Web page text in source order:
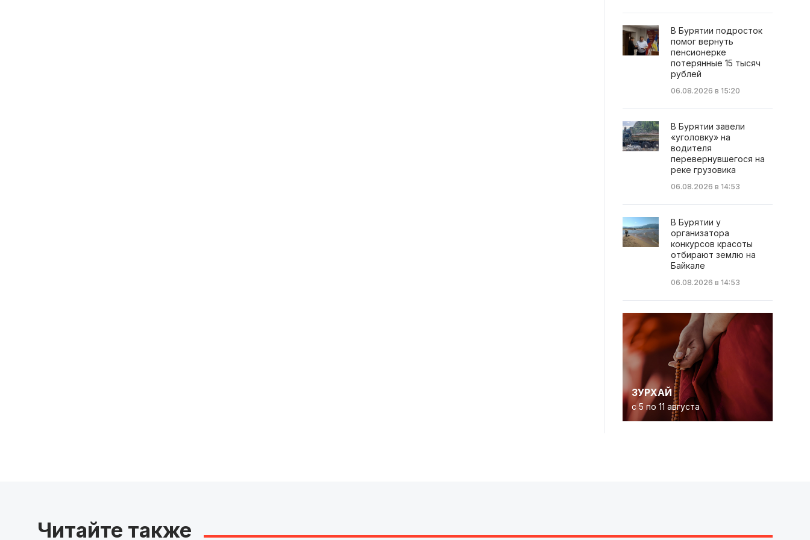
В Бурятии подросток
помог вернуть
пенсионерке
потерянные 15 тысяч
рублей
06.08.2026 в 15:20
В Бурятии завели
«уголовку» на
водителя
перевернувшегося на
реке грузовика
06.08.2026 в 14:53
В Бурятии у
организатора
конкурсов красоты
отбирают землю на
Байкале
06.08.2026 в 14:53
ЗУРХАЙ
с 5 по 11 августа
Читайте также